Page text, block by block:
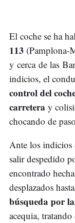
El coche se ha
113 (Pamplona-
y cerca de las
indicios, el
control del
carretera y
chocando de
Ante los indicios
salir despedido
encontrado
desplazados
búsqueda por
acequia,